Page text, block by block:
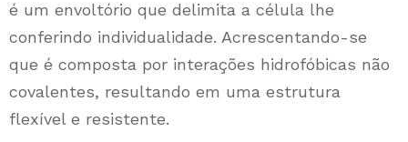
é um envoltório que delimita a célula lhe
conferindo individualidade. Acrescentando-se
que é composta por interações hidrofóbicas não
covalentes, resultando em uma estrutura
flexível e resistente.